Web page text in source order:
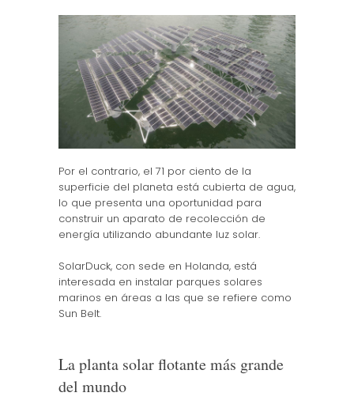
Por el contrario, el 71 por ciento de la
superficie del planeta está cubierta de agua,
lo que presenta una oportunidad para
construir un aparato de recolección de
energía utilizando abundante luz solar.
SolarDuck, con sede en Holanda, está
interesada en instalar parques solares
marinos en áreas a las que se refiere como
Sun Belt.
La planta solar flotante más grande
del mundo